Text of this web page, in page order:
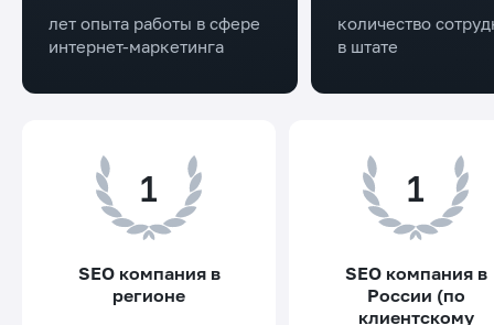
лет опыта работы в сфере
интернет-маркетинга
количество
в штате
1
SEO компания в
регионе
1
SEO компания в
России (по
клиентскому